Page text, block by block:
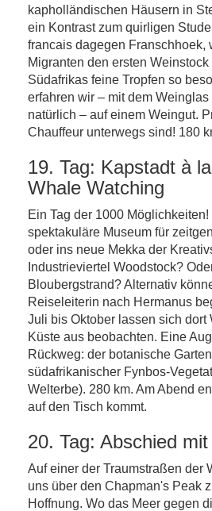
kapholländischen Häusern in
ein Kontrast zum quirligen
francais dagegen Franschhoek,
Migranten den ersten
Südafrikas feine Tropfen so
erfahren wir – mit dem Weinglas
natürlich – auf einem Weingut.
Chauffeur unterwegs sind! 180
19. Tag: Kapstadt à
Whale Watching
Ein Tag der 1000
spektakuläre Museum für
oder ins neue Mekka der
Industrieviertel Woodstock?
Bloubergstrand? Alternativ
Reiseleiterin nach Hermanus
Juli bis Oktober lassen sich dort
Küste aus beobachten. Eine
Rückweg: der botanische
südafrikanischer Fynbos-
Welterbe). 280 km. Am Abend
auf den Tisch kommt.
20. Tag: Abschied
Auf einer der Traumstraßen der
uns über den Chapman's Peak
Hoffnung. Wo das Meer gegen